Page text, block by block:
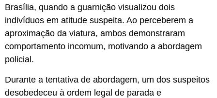
Brasília, quando a guarnição visualizou dois
indivíduos em atitude suspeita. Ao perceberem a
aproximação da viatura, ambos demonstraram
comportamento incomum, motivando a abordagem
policial.
Durante a tentativa de abordagem, um dos suspeitos
desobedeceu à ordem legal de parada e